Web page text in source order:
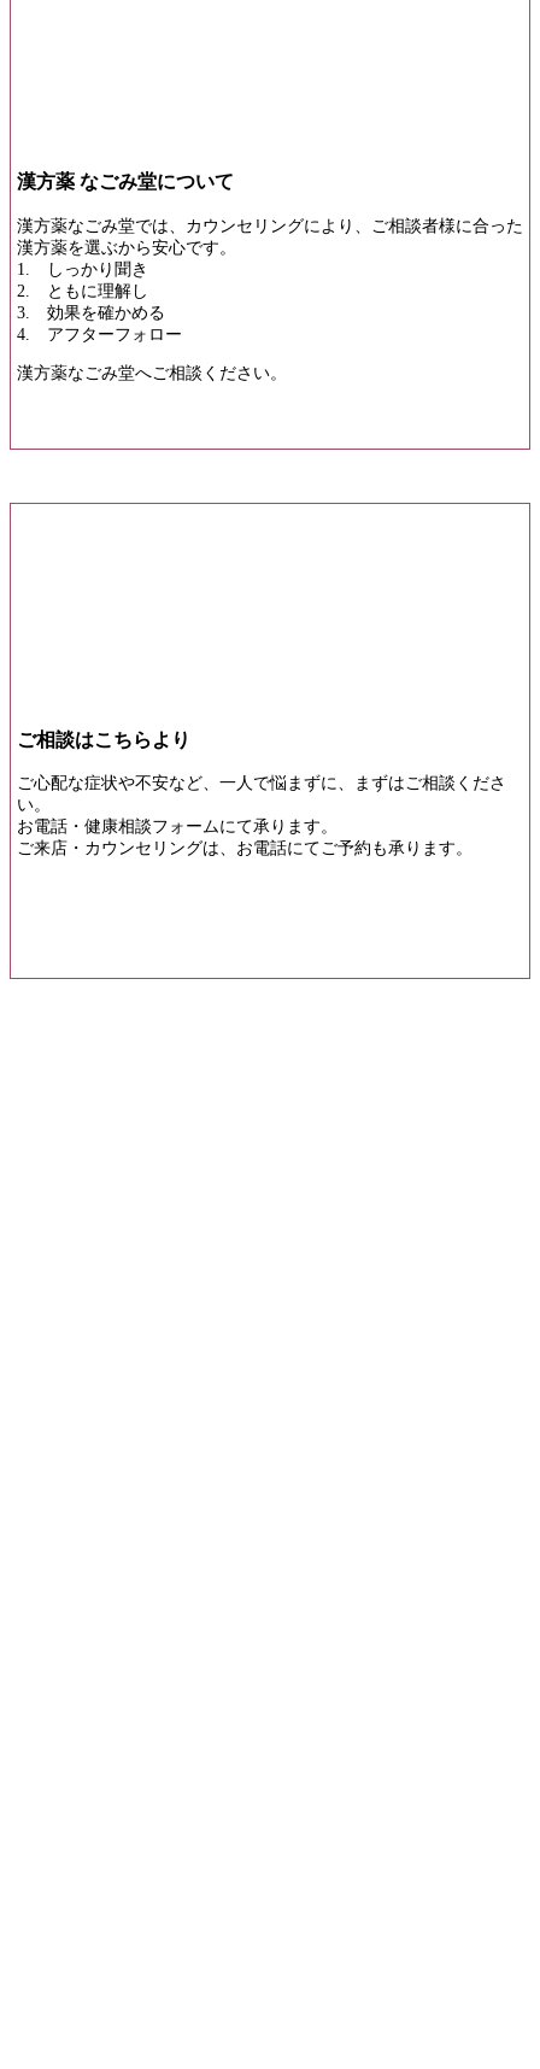
漢方薬 なごみ堂について
漢方薬なごみ堂では、カウンセリングにより、ご相談者様に合った
漢方薬を選ぶから安心です。
1. しっかり聞き
2. ともに理解し
3. 効果を確かめる
4. アフターフォロー
漢方薬なごみ堂へご相談ください。
ご相談はこちらより
ご心配な症状や不安など、一人で悩まずに、まずはご相談くださ
い。
お電話・健康相談フォームにて承ります。
ご来店・カウンセリングは、お電話にてご予約も承ります。